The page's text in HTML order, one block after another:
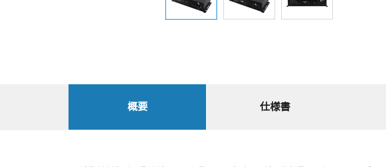
概要 仕様書